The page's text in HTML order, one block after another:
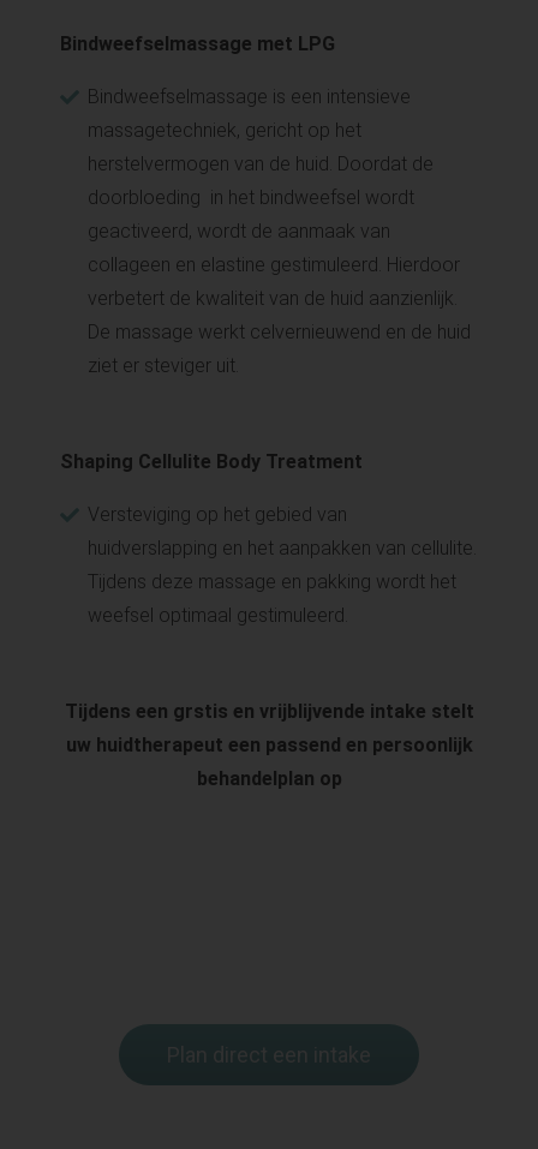
Bindweefselmassage met LPG
Bindweefselmassage is een intensieve
massagetechniek, gericht op het
herstelvermogen van de huid. Doordat de
doorbloeding in het bindweefsel wordt
geactiveerd, wordt de aanmaak van
collageen en elastine gestimuleerd. Hierdoor
verbetert de kwaliteit van de huid aanzienlijk.
De massage werkt celvernieuwend en de huid
ziet er steviger uit.
Shaping Cellulite Body Treatment
Versteviging op het gebied van
huidverslapping en het aanpakken van cellulite.
Tijdens deze massage en pakking wordt het
weefsel optimaal gestimuleerd.
Tijdens een grstis en vrijblijvende intake stelt
uw huidtherapeut een passend en persoonlijk
behandelplan op
Plan direct een intake